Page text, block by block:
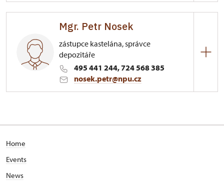
Lubno 66/, Hrádek u Nechanic
Mgr. Petr Nosek
zástupce kastelána, správce
depozitáře
495 441 244, 724 568 385
nosek.petr@npu.cz
Home
Events
News